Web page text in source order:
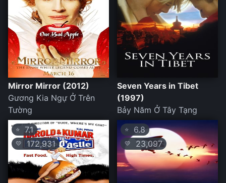
Mirror Mirror (2012)
Gương Kia Ngự Ở Trên
Tường
Seven Years in Tibet
(1997)
Bảy Năm Ở Tây Tạng
⭐ 7.1
💛 172,931
⭐ 6.8
💛 23,097